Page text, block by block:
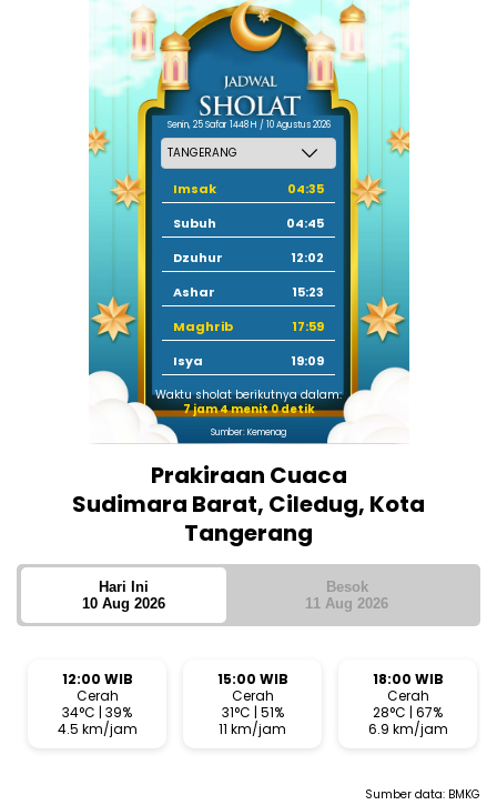
Senin, 25 Safar 1448 H / 10 Agustus 2026
Imsak
04:35
Subuh
04:45
Dzuhur
12:02
Ashar
15:23
Maghrib
17:59
Isya
19:09
Waktu sholat berikutnya dalam:
7 jam 3 menit 59 detik
Sumber: Kemenag
Prakiraan Cuaca
Sudimara Barat, Ciledug, Kota
Tangerang
Hari Ini
10 Aug 2026
Besok
11 Aug 2026
12:00 WIB
Cerah
34°C | 39%
4.5 km/jam
15:00 WIB
Cerah
31°C | 51%
11 km/jam
18:00 WIB
Cerah
28°C | 67%
6.9 km/jam
Sumber data: BMKG